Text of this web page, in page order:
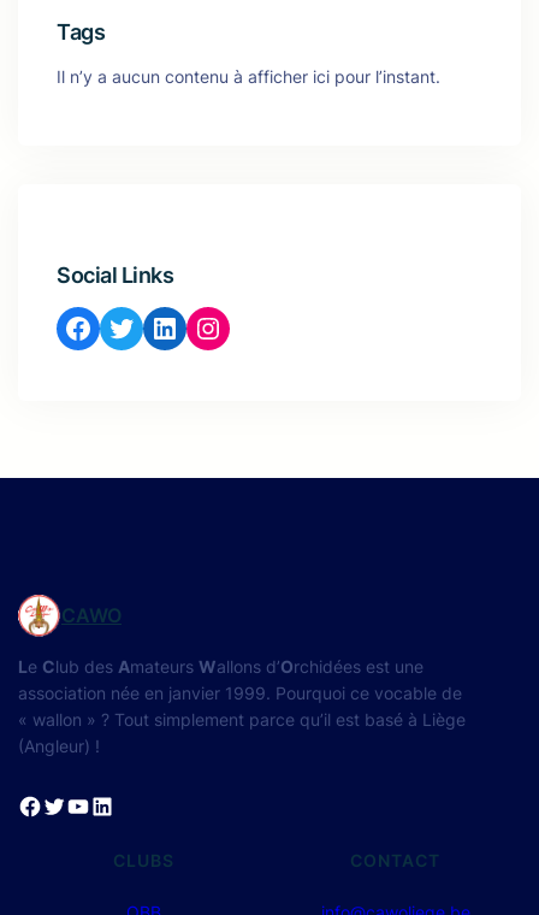
Tags
Il n’y a aucun contenu à afficher ici pour l’instant.
Social Links
Facebook Twitter LinkedIn Instagram
CAWO
Le Club des Amateurs Wallons d’Orchidées est une
association née en janvier 1999. Pourquoi ce vocable de
« wallon » ? Tout simplement parce qu’il est basé à Liège
(Angleur) !
Facebook Twitter YouTube LinkedIn
CLUBS CONTACT